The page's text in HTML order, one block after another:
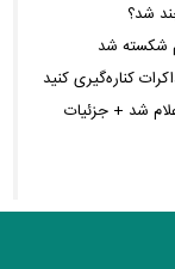
شد؟
کناره‌گیری کنید
شد + جزئیات
فروردین و